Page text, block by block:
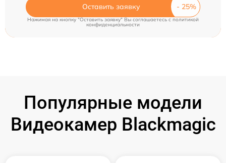
Оставить заявку
Нажимая на кнопку "Оставить заявку" Вы соглашаетесь cполитикой
конфиденциальности
Популярные модели
Видеокамер Blackmagic